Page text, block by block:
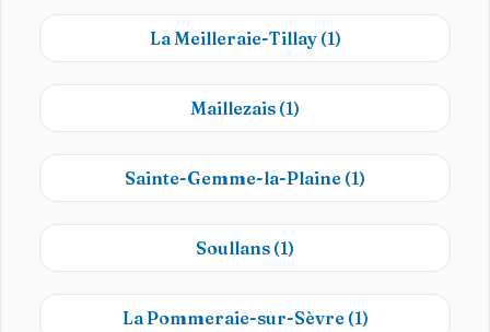
La Meilleraie-Tillay (1)
Maillezais (1)
Sainte-Gemme-la-Plaine (1)
Soullans (1)
La Pommeraie-sur-Sèvre (1)